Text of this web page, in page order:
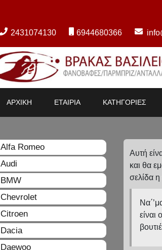
2431074130 6944680366
ΑΡΧΙΚΗ ΕΤΑΙΡΙΑ ΚΑΤΗΓΟΡΙΕΣ
Αυτή
και θα
σελίδα η
Alfa Romeo
Audi
BMW
Chevrolet
Citroen
Dacia
Daewoo